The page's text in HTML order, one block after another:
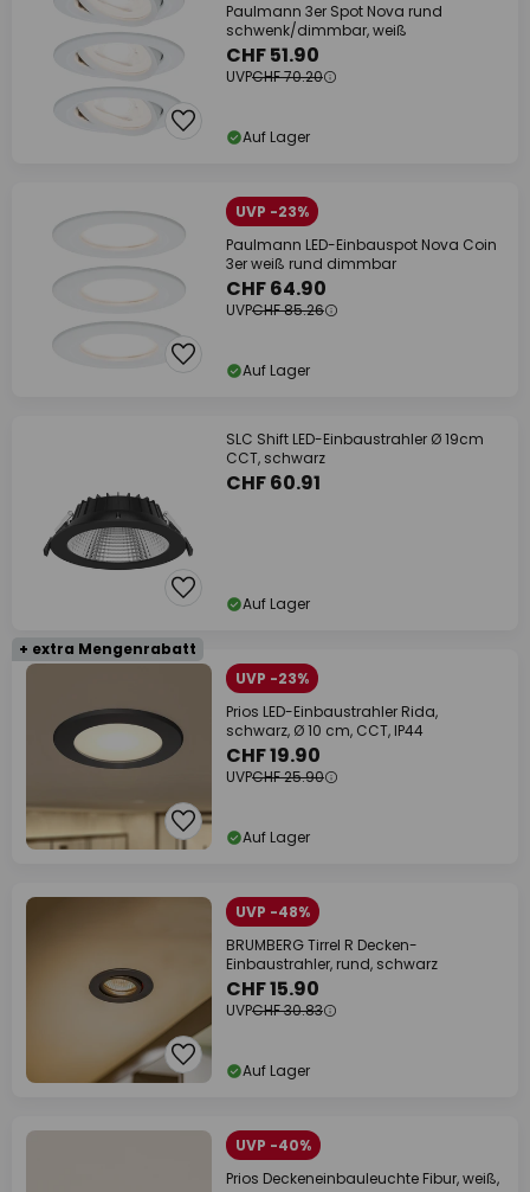
Paulmann 3er Spot Nova rund
schwenk/dimmbar, weiß
CHF 51.90
UVPCHF 70.20
Auf Lager
UVP -23%
Paulmann LED-Einbauspot Nova Coin
3er weiß rund dimmbar
CHF 64.90
UVPCHF 85.26
Auf Lager
SLC Shift LED-Einbaustrahler Ø 19cm
CCT, schwarz
CHF 60.91
Auf Lager
+ extra Mengenrabatt
UVP -23%
Prios LED-Einbaustrahler Rida,
schwarz, Ø 10 cm, CCT, IP44
CHF 19.90
UVPCHF 25.90
Auf Lager
UVP -48%
BRUMBERG Tirrel R Decken-
Einbaustrahler, rund, schwarz
CHF 15.90
UVPCHF 30.83
Auf Lager
UVP -40%
Prios Deckeneinbauleuchte Fibur, weiß,